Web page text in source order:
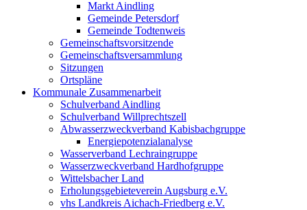
Markt Aindling
Gemeinde Petersdorf
Gemeinde Todtenweis
Gemeinschaftsvorsitzende
Gemeinschaftsversammlung
Sitzungen
Ortspläne
Kommunale Zusammenarbeit
Schulverband Aindling
Schulverband Willprechtszell
Abwasserzweckverband Kabisbachgruppe
Energiepotenzialanalyse
Wasserverband Lechraingruppe
Wasserzweckverband Hardhofgruppe
Wittelsbacher Land
Erholungsgebieteverein Augsburg e.V.
vhs Landkreis Aichach-Friedberg e.V.